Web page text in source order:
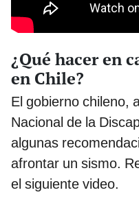
¿Qué hacer en
en Chile?
El gobierno chileno,
Nacional de la
algunas
afrontar un sismo.
el siguiente video.